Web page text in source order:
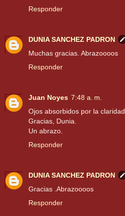
Responder
DUNIA SANCHEZ PADRON
Muchas gracias. Abrazoooos
Responder
Juan Noyes 7:48 a. m.
Ojos absorbidos por la claridad.
Gracias, Dunia.
Un abrazo.
Responder
DUNIA SANCHEZ PADRON
Gracias .Abrazoooos
Responder